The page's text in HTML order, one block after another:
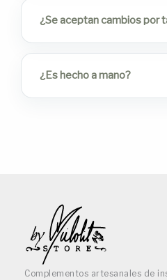
¿Se aceptan cambios por
¿Es hecho a mano?
Complementos artesanales de